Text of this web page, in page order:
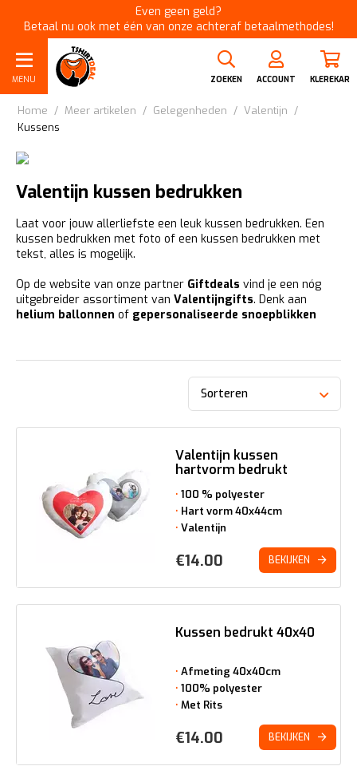
Even geen geld?
Betaal nu ook met één van onze achteraf betaalmethodes!
MENU ZOEKEN ACCOUNT KLEREKAR
Home / Meer artikelen / Gelegenheden / Valentijn /
Kussens
Valentijn kussen bedrukken
Laat voor jouw allerliefste een leuk kussen bedrukken. Een
kussen bedrukken met foto of een kussen bedrukken met
tekst, alles is mogelijk.
Op de website van onze partner Giftdeals vind je een nóg
uitgebreider assortiment van Valentijngifts. Denk aan
helium ballonnen of gepersonaliseerde snoepblikken
Sorteren
Valentijn kussen
hartvorm bedrukt
100 % polyester
Hart vorm 40x44cm
Valentijn
€14.00 BEKIJKEN
Kussen bedrukt 40x40
Afmeting 40x40cm
100% polyester
Met Rits
€14.00 BEKIJKEN